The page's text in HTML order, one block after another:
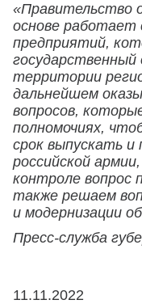
«Правительство
основе работает
предприятий,
государственный
территории
дальнейшем
вопросов,
полномочиях,
срок выпускать и
российской
контроле вопрос
также решаем
и модернизации
Пресс-служба
11.11.2022